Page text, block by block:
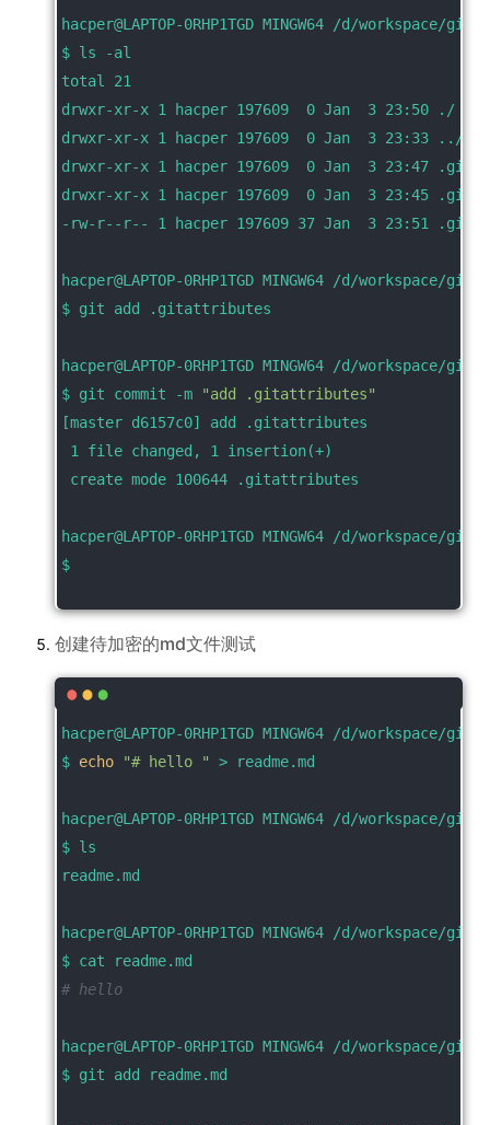
hacper@LAPTOP-0RHP1TGD MINGW64 /d/workspace/
$ ls -al
total 21
drwxr-xr-x 1 hacper 197609  0 Jan  3 23:50 ./
drwxr-xr-x 1 hacper 197609  0 Jan  3 23:33 ../
drwxr-xr-x 1 hacper 197609  0 Jan  3 23:47 .git/
drwxr-xr-x 1 hacper 197609  0 Jan  3 23:45
-rw-r--r-- 1 hacper 197609 37 Jan  3 23:51
hacper@LAPTOP-0RHP1TGD MINGW64 /d/workspace/
$ git add .gitattributes
hacper@LAPTOP-0RHP1TGD MINGW64 /d/workspace/
$ git commit -m
"add .gitattributes"
[master d6157c0] add .gitattributes
1 file changed, 1 insertion(+)
create mode 100644 .gitattributes
hacper@LAPTOP-0RHP1TGD MINGW64 /d/workspace/
$
创建待加密的md文件测试
hacper@LAPTOP-0RHP1TGD MINGW64 /d/workspace/
$ echo "# hello " > readme.md
hacper@LAPTOP-0RHP1TGD MINGW64 /d/workspace/
$ ls
readme.md
hacper@LAPTOP-0RHP1TGD MINGW64 /d/workspace/
$ cat readme.md
# hello
hacper@LAPTOP-0RHP1TGD MINGW64 /d/workspace/
$ git add readme.md